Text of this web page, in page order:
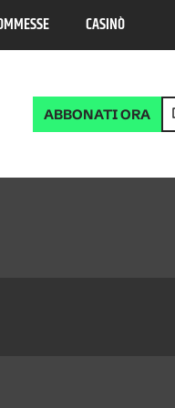
CASINÒ
ABBONATI ORA